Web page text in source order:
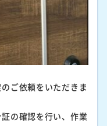
ご依頼をいただきま
の確認を行い、作業